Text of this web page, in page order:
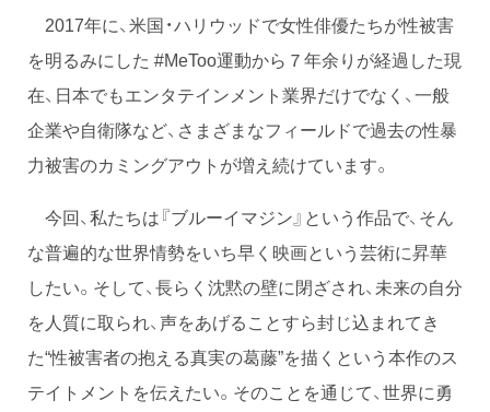
2017年に、米国・ハリウッドで女性俳優たちが性被害
を明るみにした #MeToo運動から７年余りが経過した現
在、日本でもエンタテインメント業界だけでなく、一般
企業や自衛隊など、さまざまなフィールドで過去の性暴
力被害のカミングアウトが増え続けています。
今回、私たちは『ブルーイマジン』という作品で、そん
な普遍的な世界情勢をいち早く映画という芸術に昇華
したい。そして、長らく沈黙の壁に閉ざされ、未来の自分
を人質に取られ、声をあげることすら封じ込まれてき
た“性被害者の抱える真実の葛藤”を描くという本作のス
テイトメントを伝えたい。そのことを通じて、世界に勇